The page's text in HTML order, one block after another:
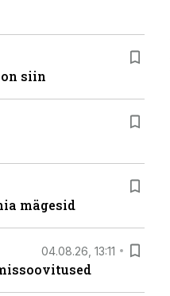
siin
mägesid
04.08.26, 13:11